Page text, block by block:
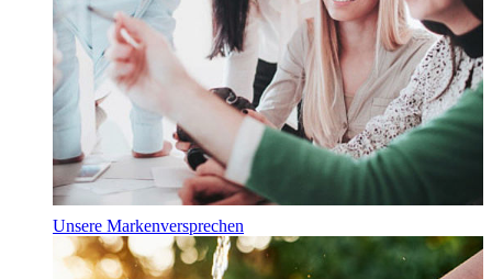
Unsere Markenversprechen